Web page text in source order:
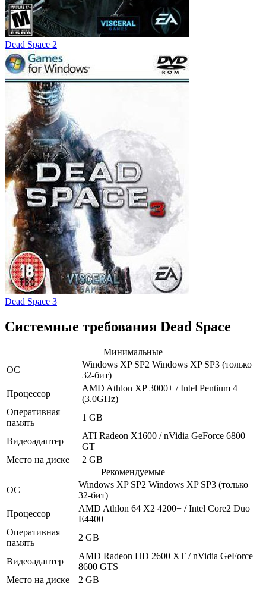
Dead Space 2
Dead Space 3
Системные требования Dead Space
Минимальные
ОС
Windows XP SP2 Windows XP SP3 (только
32-бит)
Процессор
AMD Athlon XP 3000+ / Intel Pentium 4
(3.0GHz)
Оперативная
память
1 GB
Видеоадаптер
ATI Radeon X1600 / nVidia GeForce 6800
GT
Место на диске
2 GB
Рекомендуемые
ОС
Windows XP SP2 Windows XP SP3 (только
32-бит)
Процессор
AMD Athlon 64 X2 4200+ / Intel Core2 Duo
E4400
Оперативная
память
2 GB
Видеоадаптер
AMD Radeon HD 2600 XT / nVidia GeForce
8600 GTS
Место на диске
2 GB